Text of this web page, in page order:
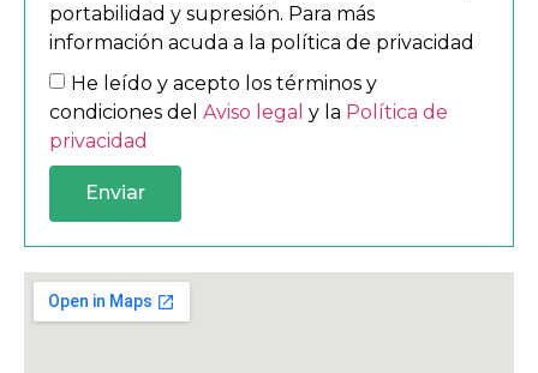
portabilidad y supresión. Para más
información acuda a la política de privacidad
He leído y acepto los términos y
condiciones del Aviso legal y la Política de
privacidad
Enviar